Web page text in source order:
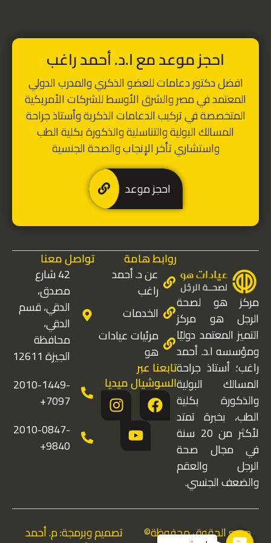
احجز موعد مع ا.د. أحمد راغب
افضل دكتور دعامات للعضو الذكريوالمدرب الدولي
المعتمد في مصر والشرق الأوسط للشركات الأمريكية
المتخصصة في تركيب الدعامات الذكريةوأستاذ جراحة
المسالك البولية والتناسلية والذكورة بكلية الطب
واستشاري تأخر الإنجاب والصحة الجنسية
احجز موعد
مركز هو لصحة
الرجل هو مركز
التميز المعتمد دوليًا
ومؤسسه ا.د. أحمد
راغب؛ أستاذ جراحة
المسالك البولية
والذكورة بكلية
الطب، بخبرة تمتد
لأكثر من 20 سنة
في مجال صحة
الرجل والعقم
والضعف الجنسي.
روابط هامة
عن د. أحمد
راغب
الخدمات
مرئيات عيادات
هو
تابعنا عبر
السوشيال ميديا
F
a
c
I
n
Y
u
t
تواصل معنا
42 شارع
مصدق،
الدقي، قسم
الدقي،
محافظة
الجيزة 12611
2010-1449-
7097+
2010-0847-
9840+
جميع الحقوق محفوظة©
تصميم وبرمجة: م. أحمد